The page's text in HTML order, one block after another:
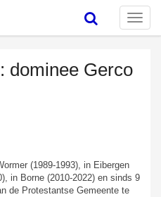
Toggle
dominee Gerco
(1989-1993), in Eibergen
in Borne (2010-2022) en sinds 9
de Protestantse Gemeente te